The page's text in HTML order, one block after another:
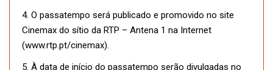
4. O passatempo será publicado e promovido no site
Cinemax do sítio da RTP – Antena 1 na Internet
(www.rtp.pt/cinemax).
5. À data de início do passatempo serão divulgadas no